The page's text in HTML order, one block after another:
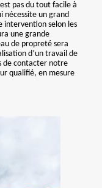
pas du tout facile à
nécessite un grand
intervention selon les
une grande
de propreté sera
d’un travail de
de contacter notre
qualifié, en mesure